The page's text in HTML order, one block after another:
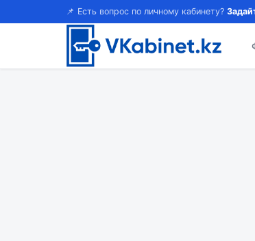
📌 Есть вопрос по личному кабинету?